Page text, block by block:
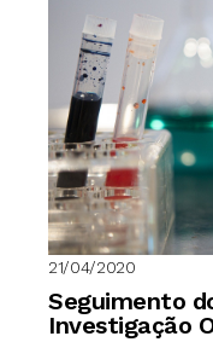
21/04/2020
Seguimento
Investigação